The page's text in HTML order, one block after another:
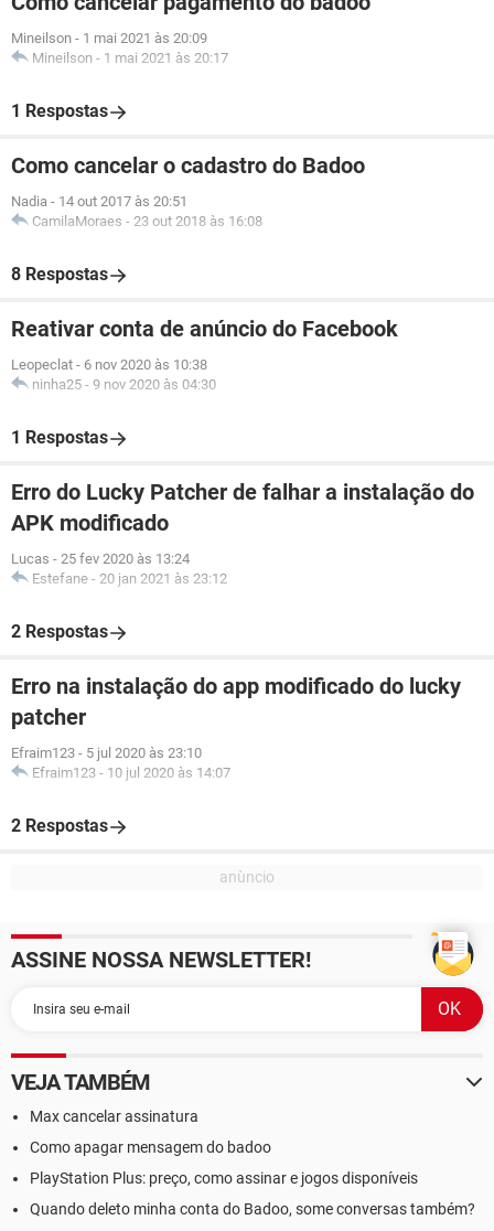
Mineilson - 1 mai 2021 às 20:09
Mineilson - 1 mai 2021 às 20:17
1 Respostas
Como cancelar o cadastro do Badoo
Nadia - 14 out 2017 às 20:51
CamilaMoraes - 23 out 2018 às 16:08
8 Respostas
Reativar conta de anúncio do Facebook
Leopeclat - 6 nov 2020 às 10:38
ninha25 - 9 nov 2020 às 04:30
1 Respostas
Erro do Lucky Patcher de falhar a instalação do
APK modificado
Lucas - 25 fev 2020 às 13:24
Estefane - 20 jan 2021 às 23:12
2 Respostas
Erro na instalação do app modificado do lucky
patcher
Efraim123 - 5 jul 2020 às 23:10
Efraim123 - 10 jul 2020 às 14:07
2 Respostas
ASSINE NOSSA NEWSLETTER!
VEJA TAMBÉM
Max cancelar assinatura
Como apagar mensagem do badoo
PlayStation Plus: preço, como assinar e jogos disponíveis
Quando deleto minha conta do Badoo, some conversas também?